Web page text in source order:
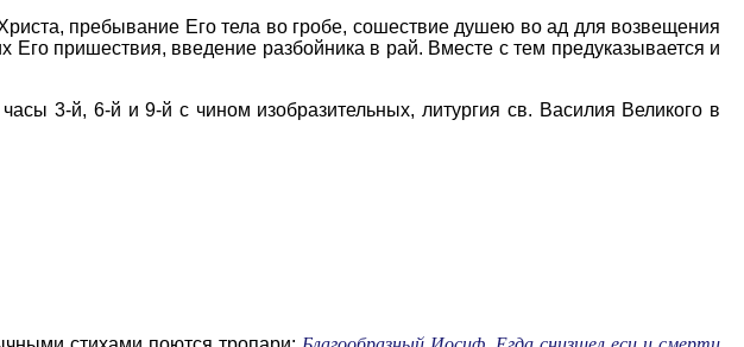
пребывание Его тела во гро­бе, сошествие душею во ад для возвещения
пришествия, введение разбойника в рай. Вместе с тем предуказывается и
3-й, 6-й и 9-й с чином изобразительных, литургия св. Василия Великого в